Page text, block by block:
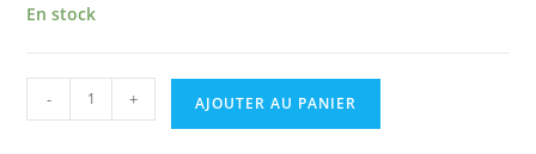
En stock
- + AJOUTER AU PANIER